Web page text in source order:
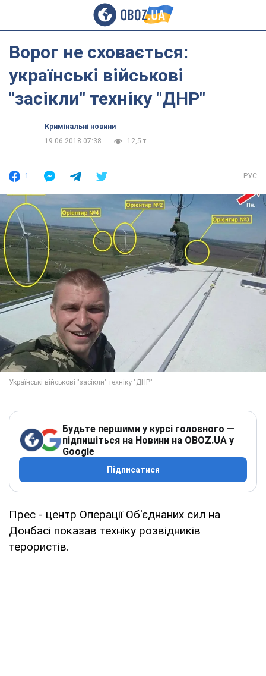
Ворог не сховається:
українські військові
"засікли" техніку "ДНР"
Кримінальні новини
19.06.2018 07:38
12,5 т.
1 РУС
Будьте першими у курсі головного —
підпишіться на Новини на OBOZ.UA у
Google
Підписатися
Прес - центр Операції Об'єднаних сил на
Донбасі показав техніку розвідників
терористів.